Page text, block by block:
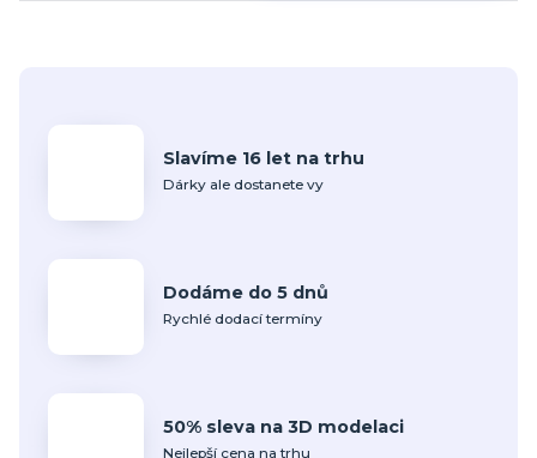
Slavíme 16 let na trhu
Dárky ale dostanete vy
Dodáme do 5 dnů
Rychlé dodací termíny
50% sleva na 3D modelaci
Nejlepší cena na trhu